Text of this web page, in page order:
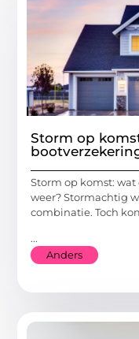
Storm op
Storm op komst:
weer? Stormachtig
combinatie. Toch
...
Anders